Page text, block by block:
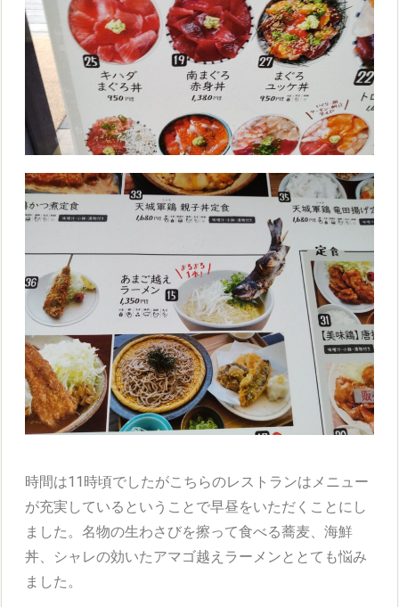
時間は11時頃でしたがこちらのレストランはメニュー
が充実しているということで早昼をいただくことにし
ました。名物の生わさびを擦って食べる蕎麦、海鮮
丼、シャレの効いたアマゴ越えラーメンととても悩み
ました。